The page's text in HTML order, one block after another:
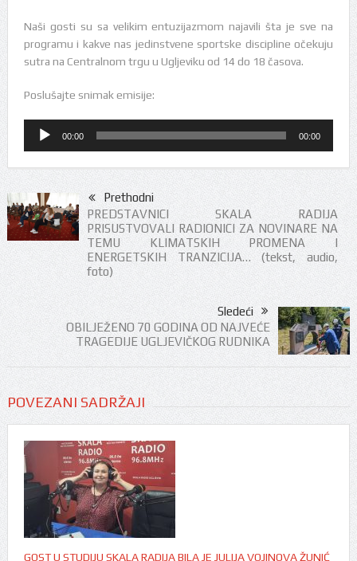
Naši gosti su sa velikim entuzijazmom najavili šta je sve na
programu i kakve nas jedinstvene sportske discipline očekuju
sutra na Centralnom trgu u Ugljeviku od 14 do 18 časova.
Poslušajte snimak emisije:
Audio
Player
00:00 00:00
Prethodni
PREDSTAVNICI SKALA RADIJA
PRISUSTVOVALI RADIONICI ZA NOVINARE NA
TEMU KLIMATSKIH PROMENA I
ENERGETSKIH TRANZICIJA… (tekst, audio,
foto)
Sledeći
OBILJEŽENO 70 GODINA OD NAJVEĆE
TRAGEDIJE UGLJEVIČKOG RUDNIKA
POVEZANI SADRŽAJI
GOST U STUDIJU SKALA RADIJA BILA JE JULIJA VOJINOVA ŽUNIĆ